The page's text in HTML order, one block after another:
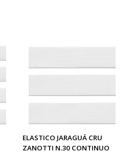
ELASTICO JARAGUÁ CRU
ZANOTTI N.30 CONTINUO